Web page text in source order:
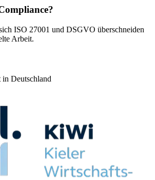
ISO 27001 und DSGVO überschneiden
Arbeit.
Deutschland